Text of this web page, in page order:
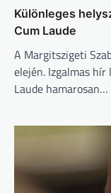
Különleges
Cum Laude
A Margitszigeti
elején. Izgalmas
Laude hamarosan…